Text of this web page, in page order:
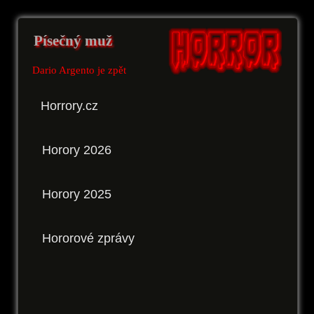
Písečný muž
Dario Argento je zpět
Horrory.cz
Horory 2026
Horory 2025
Hororové zprávy